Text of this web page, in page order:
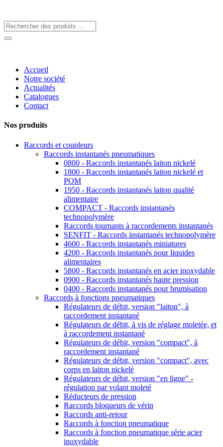
Actualités
Catalogues
Contact
Nos produits
Raccords et coupleurs
0800 - Raccords instantanés laiton nickelé
1800 - Raccords instantanés laiton nickelé et
POM
1950 - Raccords instantanés laiton qualité
alimentaire
COMPACT - Raccords instantanés
technopolymère
Raccords tournants à raccordements instantanés
SENFIT - Raccords instantanés technopolymère
4600 - Raccords instantanés miniatures
4200 - Raccords instantanés pour liquides
alimentaires
5800 - Raccords instantanés en acier inoxydable
0900 - Raccords instantanés haute pression
0400 - Raccords instantanés pour brumisation
Raccords à fonctions pneumatiques
Régulateurs de débit, version "laiton", à
raccordement instantané
Régulateurs de débit, à vis de réglage moletée, et
à raccordement instantané
Régulateurs de débit, version "compact", à
raccordement instantané
Régulateurs de débit, version "compact", avec
corps en laiton nickelé
Régulateurs de débit, version "en ligne" -
régulation par volant moleté
Réducteurs de pression
Raccords bloqueurs de vérin
Raccords anti-retour
Raccords à fonction pneumatique
Raccords à fonction pneumatique série acier
inoxydable
Raccords anti-retour en acier inoxydable
Raccords tournants